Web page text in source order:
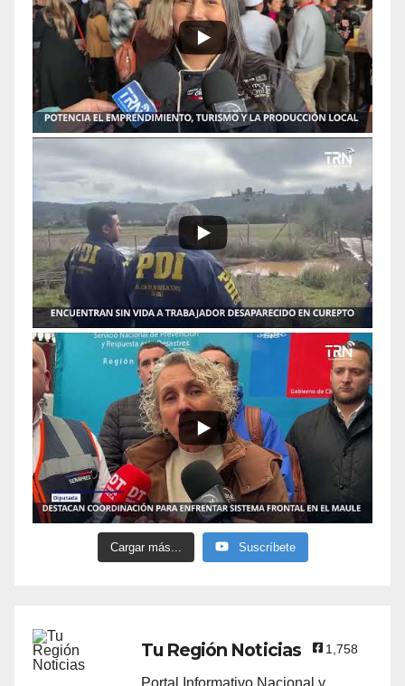
Cargar más... Suscríbete
Tu Región Noticias 1,758
Portal Informativo Nacional y